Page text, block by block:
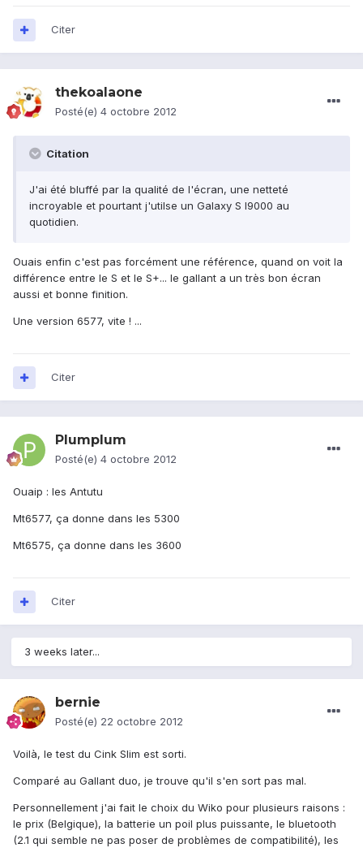
Citer
thekoalaone
Posté(e) 4 octobre 2012
Citation
J'ai été bluffé par la qualité de l'écran, une netteté
incroyable et pourtant j'utilse un Galaxy S I9000 au
quotidien.
Ouais enfin c'est pas forcément une référence, quand on voit la
différence entre le S et le S+... le gallant a un très bon écran
aussi et bonne finition.
Une version 6577, vite ! ...
Citer
Plumplum
Posté(e) 4 octobre 2012
Ouaip : les Antutu
Mt6577, ça donne dans les 5300
Mt6575, ça donne dans les 3600
Citer
3 weeks later...
bernie
Posté(e) 22 octobre 2012
Voilà, le test du Cink Slim est sorti.
Comparé au Gallant duo, je trouve qu'il s'en sort pas mal.
Personnellement j'ai fait le choix du Wiko pour plusieurs raisons :
le prix (Belgique), la batterie un poil plus puissante, le bluetooth
(2.1 qui semble ne pas poser de problèmes de compatibilité), les